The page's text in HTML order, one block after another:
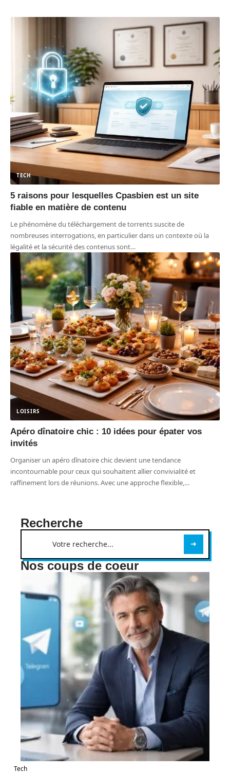
TECH
5 raisons pour lesquelles Cpasbien est un site
fiable en matière de contenu
Le phénomène du téléchargement de torrents suscite de
nombreuses interrogations, en particulier dans un contexte où la
légalité et la sécurité des contenus sont…
LOISIRS
Apéro dînatoire chic : 10 idées pour épater vos
invités
Organiser un apéro dînatoire chic devient une tendance
incontournable pour ceux qui souhaitent allier convivialité et
raffinement lors de réunions. Avec une approche flexible,…
Recherche
Nos coups de coeur
Tech